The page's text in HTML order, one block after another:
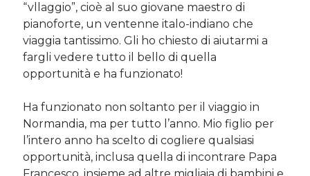
“vllaggio”, cioè al suo giovane maestro di
pianoforte, un ventenne italo-indiano che
viaggia tantissimo. Gli ho chiesto di aiutarmi a
fargli vedere tutto il bello di quella
opportunità e ha funzionato!
Ha funzionato non soltanto per il viaggio in
Normandia, ma per tutto l’anno. Mio figlio per
l’intero anno ha scelto di cogliere qualsiasi
opportunità, inclusa quella di incontrare Papa